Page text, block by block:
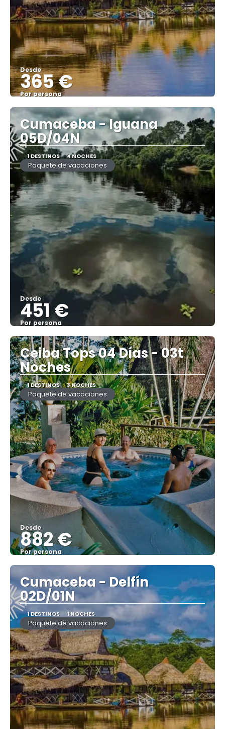
Desde
365 €
Por persona
Ver
Cumaceba - Iguana
05D/04N
1 DESTINOS 4 NOCHES
Paquete de vacaciones
Desde
451 €
Por persona
Ver
Ceiba Tops 04 Días - 03t
Noches
1 DESTINOS 3 NOCHES
Paquete de vacaciones
Desde
882 €
Por persona
Ver
Cumaceba - Delfín
02D/01N
1 DESTINOS 1 NOCHES
Paquete de vacaciones